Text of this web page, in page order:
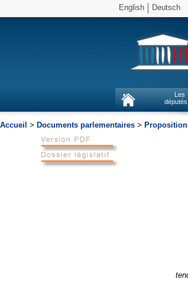
English Deutsch
Les
députés
Accueil > Documents parlementaires >